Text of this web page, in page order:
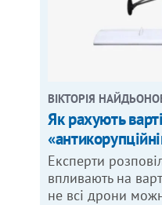
ВІКТОРІЯ
Як рахують
Експерти
впливають на
не всі дрони